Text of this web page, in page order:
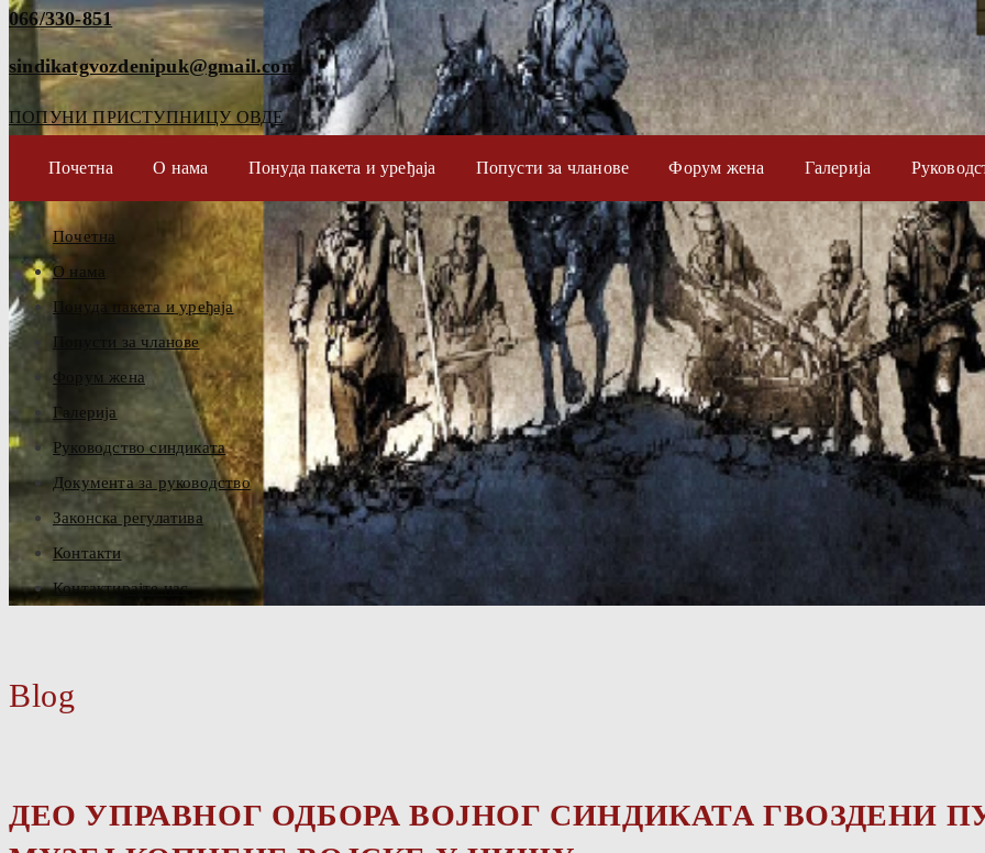
066/330-851
sindikatgvozdenipuk@gmail.com
ПОПУНИ ПРИСТУПНИЦУ ОВДЕ
Почетна О нама Понуда пакета и уређаја Попусти за чланове Форум жена Галерија
Почетна
О нама
Понуда пакета и уређаја
Попусти за чланове
Форум жена
Галерија
Руководство синдиката
Документа за руководство
Законска регулатива
Контакти
Контактирајте нас
Blog
ДЕО УПРАВНОГ ОДБОРА ВОЈНОГ СИНДИКАТА ГВОЗДЕНИ